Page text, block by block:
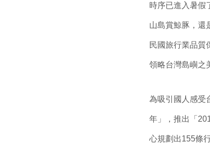
時序已進入暑假
山島賞鯨豚，還
民國旅行業品質
領略台灣島嶼之
為吸引國人感受
年」，推出「
心規劃出155條